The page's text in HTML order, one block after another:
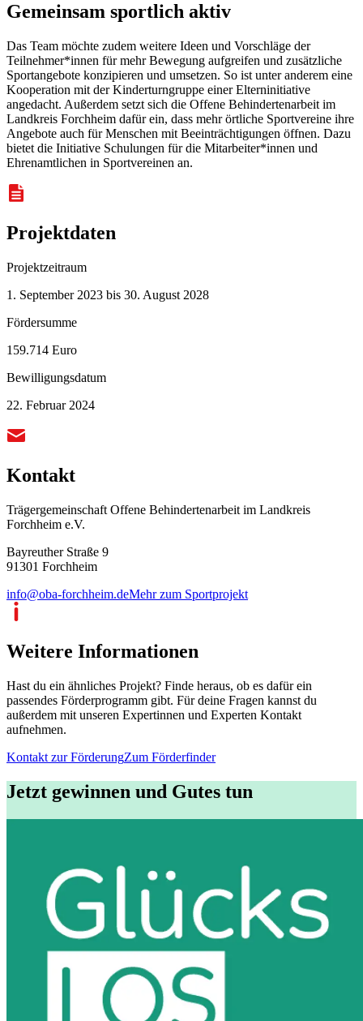
Gemeinsam sportlich aktiv
Das Team möchte zudem weitere Ideen und Vorschläge der
Teilnehmer*innen für mehr Bewegung aufgreifen und zusätzliche
Sportangebote konzipieren und umsetzen. So ist unter anderem eine
Kooperation mit der Kinderturngruppe einer Elterninitiative
angedacht. Außerdem setzt sich die Offene Behindertenarbeit im
Landkreis Forchheim dafür ein, dass mehr örtliche Sportvereine ihre
Angebote auch für Menschen mit Beeinträchtigungen öffnen. Dazu
bietet die Initiative Schulungen für die Mitarbeiter*innen und
Ehrenamtlichen in Sportvereinen an.
Projektdaten
Projektzeitraum
1. September 2023 bis 30. August 2028
Fördersumme
159.714 Euro
Bewilligungsdatum
22. Februar 2024
Kontakt
Trägergemeinschaft Offene Behindertenarbeit im Landkreis
Forchheim e.V.
Bayreuther Straße 9
91301 Forchheim
info@oba-forchheim.deMehr zum Sportprojekt
Weitere Informationen
Hast du ein ähnliches Projekt? Finde heraus, ob es dafür ein
passendes Förderprogramm gibt. Für deine Fragen kannst du
außerdem mit unseren Expertinnen und Experten Kontakt
aufnehmen.
Kontakt zur FörderungZum Förderfinder
Jetzt gewinnen und Gutes tun